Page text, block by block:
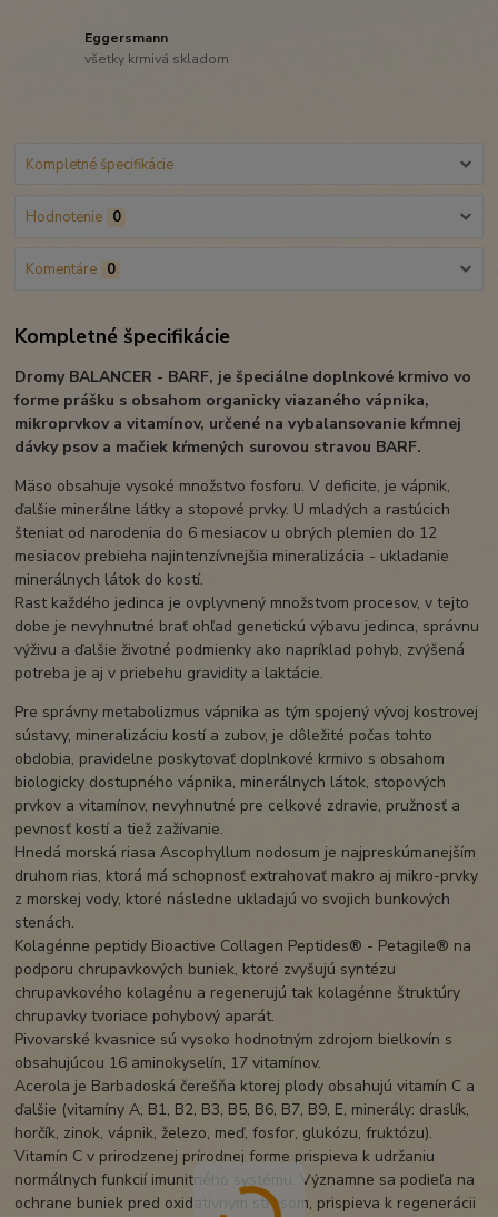
Eggersmann
všetky krmivá skladom
Kompletné špecifikácie
Hodnotenie 0
Komentáre 0
Kompletné špecifikácie
Dromy BALANCER - BARF, je špeciálne doplnkové krmivo vo
forme prášku s obsahom organicky viazaného vápnika,
mikroprvkov a vitamínov, určené na vybalansovanie kŕmnej
dávky psov a mačiek kŕmených surovou stravou BARF.
Mäso obsahuje vysoké množstvo fosforu. V deficite, je vápnik,
ďalšie minerálne látky a stopové prvky. U mladých a rastúcich
šteniat od narodenia do 6 mesiacov u obrých plemien do 12
mesiacov prebieha najintenzívnejšia mineralizácia - ukladanie
minerálnych látok do kostí.
Rast každého jedinca je ovplyvnený množstvom procesov, v tejto
dobe je nevyhnutné brať ohľad genetickú výbavu jedinca, správnu
výživu a ďalšie životné podmienky ako napríklad pohyb, zvýšená
potreba je aj v priebehu gravidity a laktácie.
Pre správny metabolizmus vápnika as tým spojený vývoj kostrovej
sústavy, mineralizáciu kostí a zubov, je dôležité počas tohto
obdobia, pravidelne poskytovať doplnkové krmivo s obsahom
biologicky dostupného vápnika, minerálnych látok, stopových
prvkov a vitamínov, nevyhnutné pre celkové zdravie, pružnosť a
pevnosť kostí a tiež zažívanie.
Hnedá morská riasa Ascophyllum nodosum je najpreskúmanejším
druhom rias, ktorá má schopnosť extrahovať makro aj mikro-prvky
z morskej vody, ktoré následne ukladajú vo svojich bunkových
stenách.
Kolagénne peptidy Bioactive Collagen Peptides® - Petagile® na
podporu chrupavkových buniek, ktoré zvyšujú syntézu
chrupavkového kolagénu a regenerujú tak kolagénne štruktúry
chrupavky tvoriace pohybový aparát.
Pivovarské kvasnice sú vysoko hodnotným zdrojom bielkovín s
obsahujúcou 16 aminokyselín, 17 vitamínov.
Acerola je Barbadoská čerešňa ktorej plody obsahujú vitamín C a
ďalšie (vitamíny A, B1, B2, B3, B5, B6, B7, B9, E, minerály: draslík,
horčík, zinok, vápnik, železo, meď, fosfor, glukózu, fruktózu).
Vitamín C v prirodzenej prírodnej forme prispieva k udržaniu
normálnych funkcií imunitného systému. Významne sa podieľa na
ochrane buniek pred oxidatívnym stresom, prispieva k regenerácii